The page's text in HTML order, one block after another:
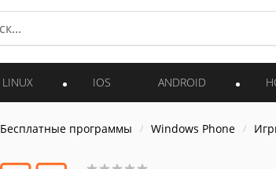
LINUX IOS ANDROID
Бесплатные программы Windows Phone